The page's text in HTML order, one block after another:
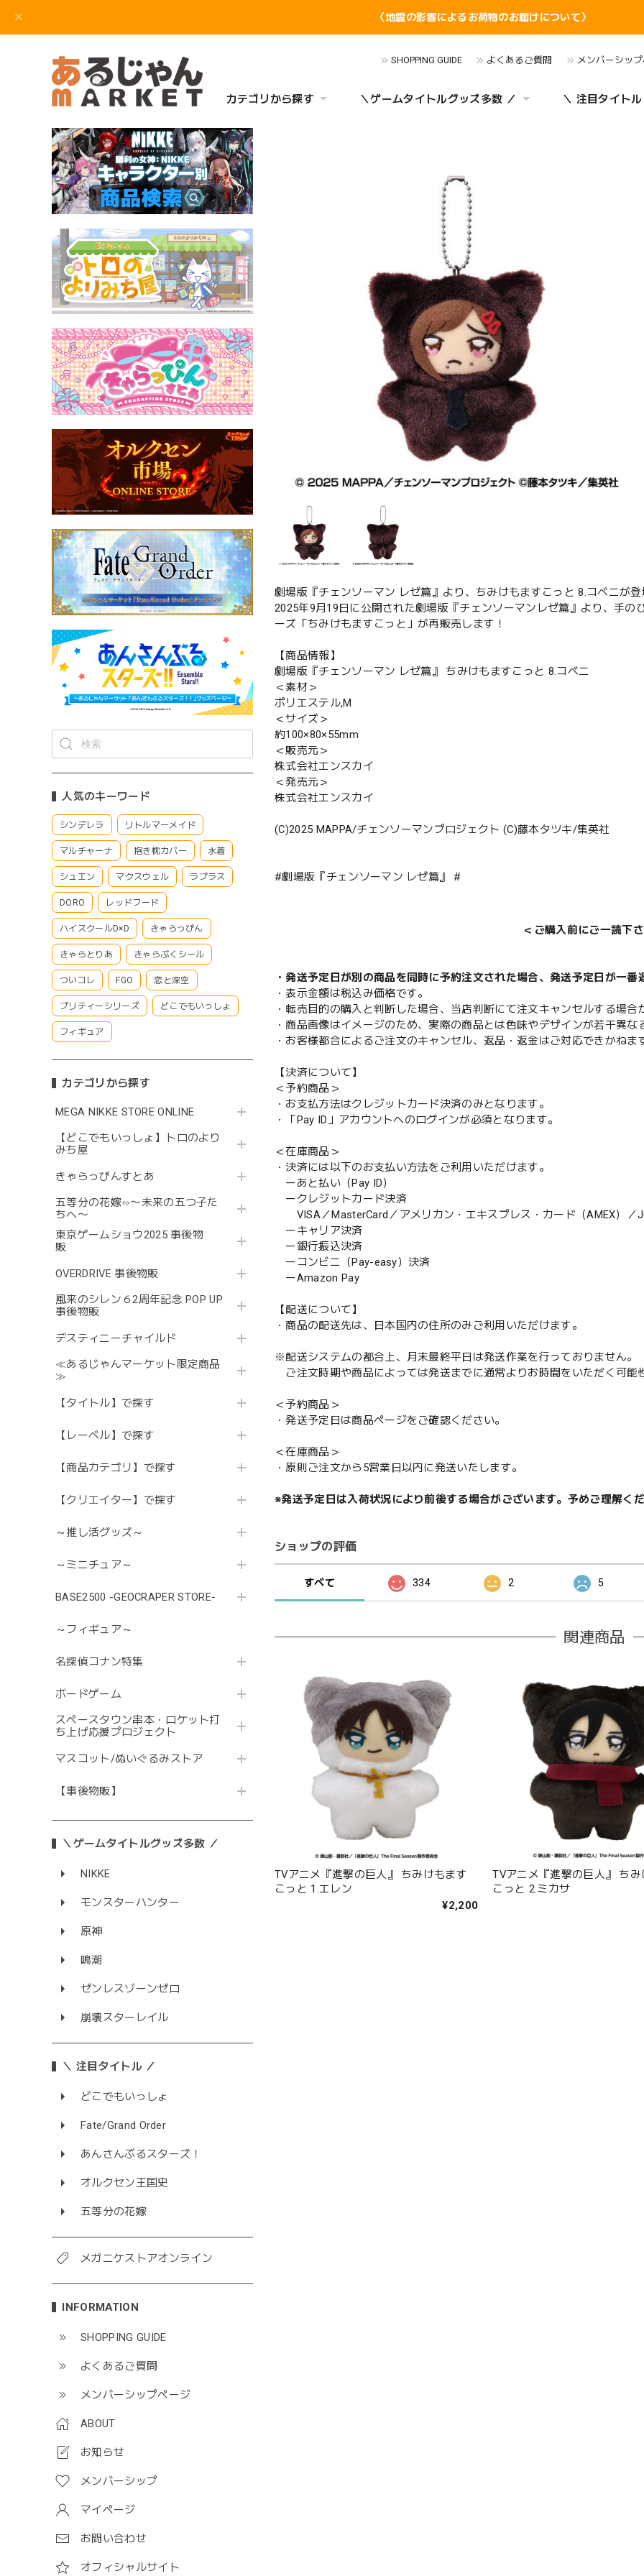
〈地震の影響によるお荷物のお届けについて〉
SHOPPING GUIDE よくあるご質問 メンバーシッ
カテゴリから探す ＼ゲームタイトルグッズ多数 ／ ＼ 注目タイト
人気のキーワード
シンデレラ リトルマーメイド
マルチャーナ 抱き枕カバー 水着
シュエン マクスウェル ラプラス
DORO レッドフード
ハイスクールD×D きゃらっぴん
きゃらとりあ きゃらぷくシール
ついコレ FGO 恋と深空
プリティーシリーズ どこでもいっしょ
フィギュア
カテゴリから探す
MEGA NIKKE STORE ONLINE
【どこでもいっしょ】トロのより
みち屋
きゃらっぴんすとあ
五等分の花嫁∽〜未来の五つ子た
ちへ〜
東京ゲームショウ2025 事後物
販
OVERDRIVE 事後物販
風来のシレン６2周年記念 POP UP
事後物販
デスティニーチャイルド
≪あるじゃんマーケット限定商品
≫
【タイトル】で探す
【レーベル】で探す
【商品カテゴリ】で探す
【クリエイター】で探す
～推し活グッズ～
～ミニチュア～
BASE2500 -GEOCRAPER STORE-
～フィギュア～
名探偵コナン特集
ボードゲーム
スペースタウン串本・ロケット打
ち上げ応援プロジェクト
マスコット/ぬいぐるみストア
【事後物販】
＼ゲームタイトルグッズ多数 ／
NIKKE
モンスターハンター
原神
鳴潮
ゼンレスゾーンゼロ
崩壊スターレイル
＼ 注目タイトル ／
どこでもいっしょ
Fate/Grand Order
あんさんぶるスターズ！
オルクセン王国史
五等分の花嫁
メガニケストアオンライン
INFORMATION
SHOPPING GUIDE
よくあるご質問
メンバーシップページ
ABOUT
お知らせ
メンバーシップ
マイページ
お問い合わせ
オフィシャルサイト
劇場版『チェンソーマン レゼ篇』より、ちみけもますこっと 8.コベニが登
2025年9月19日に公開された劇場版『チェンソーマンレゼ篇』より、手
ーズ「ちみけもますこっと」が再販売します！
【商品情報】
劇場版『チェンソーマン レゼ篇』 ちみけもますこっと 8.コベニ
＜素材＞
ポリエステル,M
＜サイズ＞
約100×80×55mm
＜販売元＞
株式会社エンスカイ
＜発売元＞
株式会社エンスカイ
(C)2025 MAPPA/チェンソーマンプロジェクト (C)藤本タツキ/集英社
#劇場版『チェンソーマン レゼ篇』 #
＜ご購入前にご一読下
・発送予定日が別の商品を同時に予約注文された場合、発送予定日が一
・表示金額は税込み価格です。
・転売目的の購入と判断した場合、当店判断にて注文キャンセルする場合
・商品画像はイメージのため、実際の商品とは色味やデザインが若干異な
・お客様都合によるご注文のキャンセル、返品・返金はご対応できかねま
【決済について】
＜予約商品＞
・お支払方法はクレジットカード決済のみとなります。
・「Pay ID」アカウントへのログインが必須となります。
＜在庫商品＞
・決済には以下のお支払い方法をご利用いただけます。
ーあと払い（Pay ID）
ークレジットカード決済
VISA／MasterCard／アメリカン・エキスプレス・カード（AMEX）／
ーキャリア決済
ー銀行振込決済
ーコンビニ（Pay-easy）決済
ーAmazon Pay
【配送について】
・商品の配送先は、日本国内の住所のみご利用いただけます。
※配送システムの都合上、月末最終平日は発送作業を行っておりません。
ご注文時期や商品によっては発送までに通常よりお時間をいただく可能
＜予約商品＞
・発送予定日は商品ページをご確認ください。
＜在庫商品＞
・原則ご注文から5営業日以内に発送いたします。
※発送予定日は入荷状況により前後する場合がございます。予めご理解く
ショップの評価
すべて 334 2 5
関連商品
TVアニメ『進撃の巨人』 ちみけもます
こっと 1.エレン
¥2,200
TVアニメ『進撃の巨人』 ち
こっと 2.ミカサ